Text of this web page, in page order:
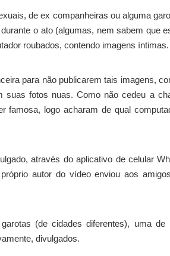
de ex companheiras ou alguma
o ato (algumas, nem sabem que
roubados, contendo imagens íntimas.
para não publicarem tais imagens,
suas fotos nuas. Como não cedeu a
famosa, logo acharam de qual
através do aplicativo de celular
autor do vídeo enviou aos
(de cidades diferentes), uma
divulgados.